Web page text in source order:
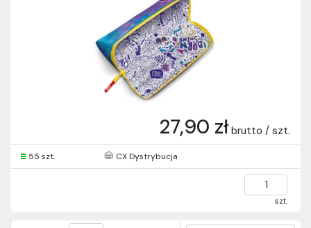
27,90 zł brutto / szt.
55 szt. CX Dystrybucja
szt.